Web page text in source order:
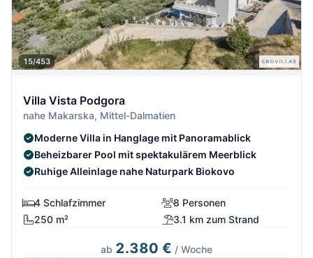
15/453
Villa Vista Podgora
nahe Makarska, Mittel-Dalmatien
Moderne Villa in Hanglage mit Panoramablick
Beheizbarer Pool mit spektakulärem Meerblick
Ruhige Alleinlage nahe Naturpark Biokovo
4 Schlafzimmer
8 Personen
250 m²
3.1 km zum Strand
ab 2.380 € / Woche